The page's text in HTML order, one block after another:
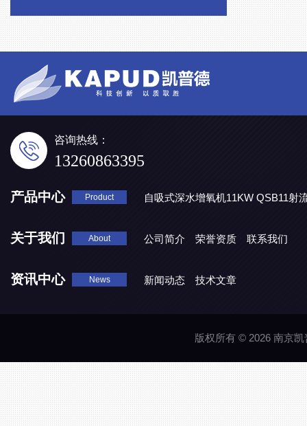
咨询热线：
13260863395
产品中心 Product
自吸式深水增氧机11KW QSB11射
关于我们 About 公司简介 荣誉资质 联系我们
资讯中心 News 新闻动态 技术文章
版权所有 © 2026 南京